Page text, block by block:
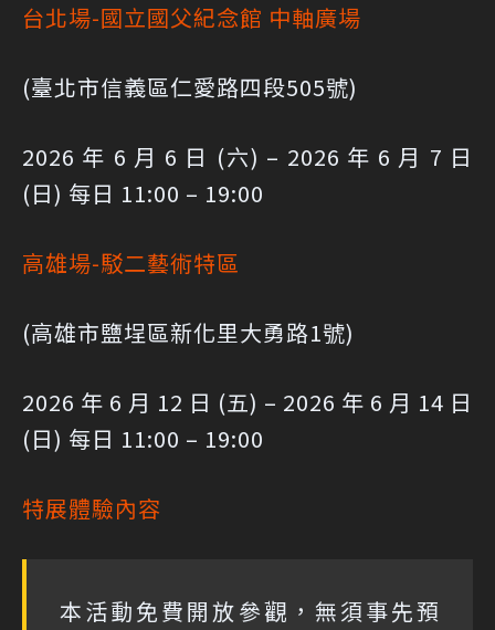
台北場-國立國父紀念館 中軸廣場
(臺北市信義區仁愛路四段505號)
2026 年 6 月 6 日 (六) – 2026 年 6 月 7 日
(日) 每日 11:00 – 19:00
高雄場-駁二藝術特區
(高雄市鹽埕區新化里大勇路1號)
2026 年 6 月 12 日 (五) – 2026 年 6 月 14 日
(日) 每日 11:00 – 19:00
特展體驗內容
本活動免費開放參觀，無須事先預